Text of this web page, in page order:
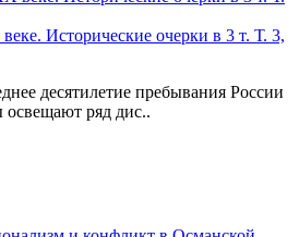
Исторические очерки в 3 т. Т. 3,
десятилетие пребывания России
ряд дис..